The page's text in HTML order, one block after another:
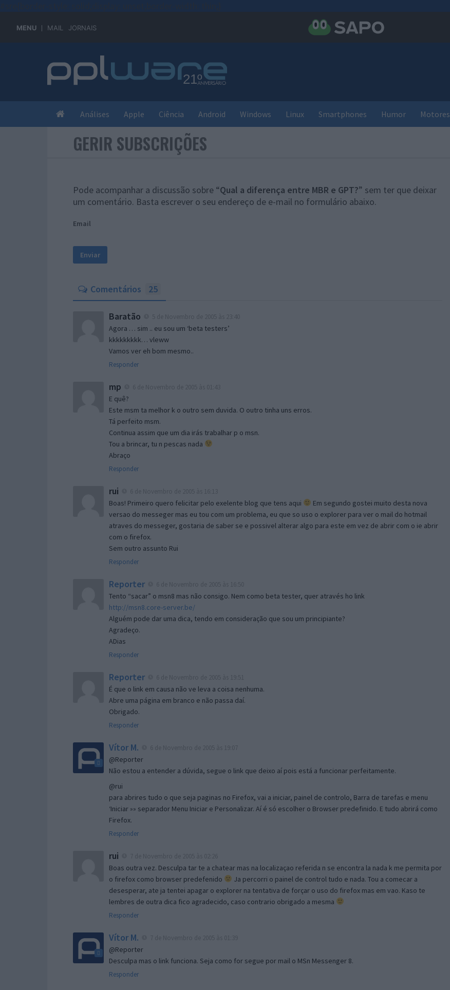
MENU MAIL JORNAIS
Análises Apple Ciência Android Windows Linux Smartphones Humor Motores
GERIR SUBSCRIÇÕES
Pode acompanhar a discussão sobre “Qual a diferença entre MBR e GPT?” sem ter que deixar
um comentário. Basta escrever o seu endereço de e-mail no formulário abaixo.
Email
Comentários 25
Baratão
Agora … sim .. eu sou um ‘beta testers’
kkkkkkkkk… vleww
Vamos ver eh bom mesmo..
Responder
mp
E quê?
Este msm ta melhor k o outro sem duvida. O outro tinha uns erros.
Tá perfeito msm.
Continua assim que um dia irás trabalhar p o msn.
Tou a brincar, tu n pescas nada
Abraço
Responder
rui
Boas! Primeiro quero felicitar pelo exelente blog que tens aqui
Em segundo gostei muito desta nova
versao do messeger mas eu tou com um problema, eu que so uso o explorer para ver o mail do hotmail
atraves do messeger, gostaria de saber se e possivel alterar algo para este em vez de abrir com o ie abrir
com o firefox.
Sem outro assunto Rui
Responder
Reporter
Tento “sacar” o msn8 mas não consigo. Nem como beta tester, quer através ho link
http://msn8.core-server.be/
Alguém pode dar uma dica, tendo em consideração que sou um principiante?
Agradeço.
ADias
Responder
Reporter
É que o link em causa não ve leva a coisa nenhuma.
Abre uma página em branco e não passa daí.
Obrigado.
Responder
Vítor M.
@Reporter
Não estou a entender a dúvida, segue o link que deixo aí pois está a funcionar perfeitamente.
@rui
para abrires tudo o que seja paginas no Firefox, vai a iniciar, painel de controlo, Barra de tarefas e menu
‘Iniciar »» separador Menu Iniciar e Personalizar. Aí é só escolher o Browser predefinido. E tudo abrirá como
Firefox.
Responder
rui
Boas outra vez. Desculpa tar te a chatear mas na localizaçao referida n se encontra la nada k me permita por
o firefox como browser predefenido
Ja percorri o painel de control tudo e nada. Tou a comecar a
desesperar, ate ja tentei apagar o explorer na tentativa de forçar o uso do firefox mas em vao. Kaso te
lembres de outra dica fico agradecido, caso contrario obrigado a mesma
Responder
Vítor M.
@Reporter
Desculpa mas o link funciona. Seja como for segue por mail o MSn Messenger 8.
Responder